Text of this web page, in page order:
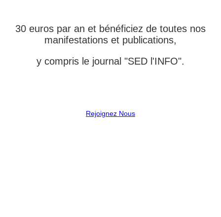
30 euros par an et bénéficiez de toutes nos
manifestations et publications,
y compris le journal "SED l'INFO".
Rejoignez Nous